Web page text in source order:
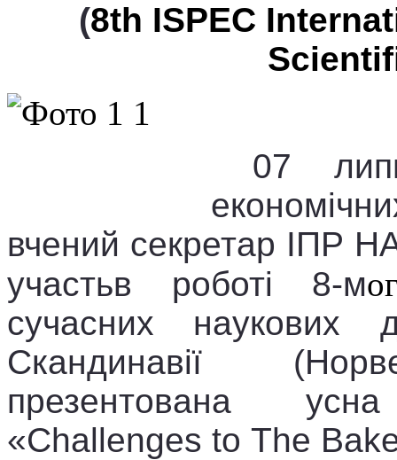
(8th ISPEC
07
вчений секретар ІПР
участьв роботі 8-м
сучасних наукових
Скандинавії
презентована
«Challenges to The